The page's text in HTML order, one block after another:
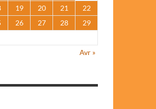
19 20 21
22
26 27 28
29
Avr »